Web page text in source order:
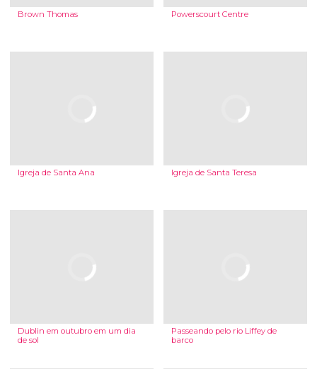
Brown Thomas Powerscourt Centre
Igreja de Santa Ana Igreja de Santa Teresa
Dublin em outubro em um dia
de sol
Passeando pelo rio Liffey de
barco